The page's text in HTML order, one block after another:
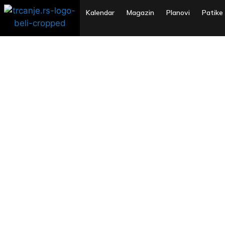
Kalendar Magazin Planovi Patike